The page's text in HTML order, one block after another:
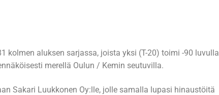
kolmen aluksen sarjassa, joista yksi (T-20) toimi -90 luvulla
merellä Oulun / Kemin seutuvilla.
Sakari Luukkonen Oy:lle, jolle samalla lupasi hinaustöitä